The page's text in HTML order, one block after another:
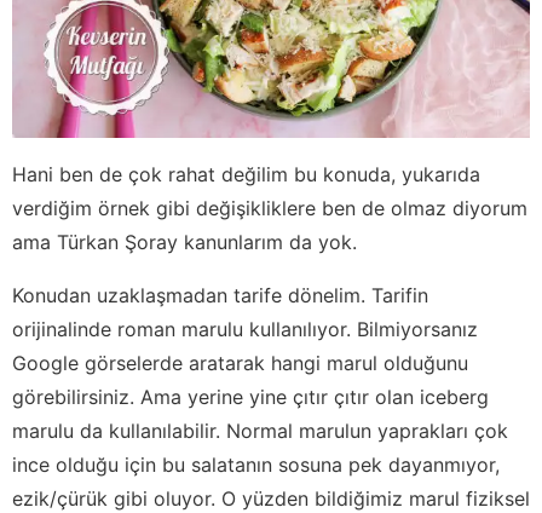
Hani ben de çok rahat değilim bu konuda, yukarıda
verdiğim örnek gibi değişikliklere ben de olmaz diyorum
ama Türkan Şoray kanunlarım da yok.
Konudan uzaklaşmadan tarife dönelim. Tarifin
orijinalinde roman marulu kullanılıyor. Bilmiyorsanız
Google görselerde aratarak hangi marul olduğunu
görebilirsiniz. Ama yerine yine çıtır çıtır olan iceberg
marulu da kullanılabilir. Normal marulun yaprakları çok
ince olduğu için bu salatanın sosuna pek dayanmıyor,
ezik/çürük gibi oluyor. O yüzden bildiğimiz marul fiziksel